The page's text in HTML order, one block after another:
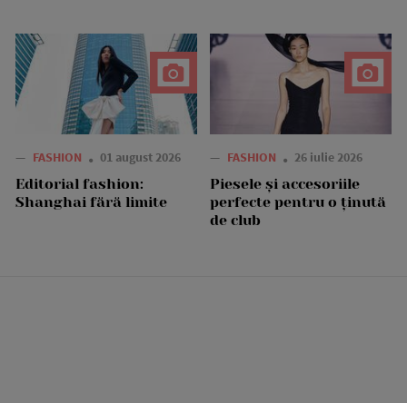
— FASHION 01 august 2026
Editorial fashion:
Shanghai fără limite
— FASHION 26 iulie 2026
Piesele și accesoriile
perfecte pentru o ținută
de club